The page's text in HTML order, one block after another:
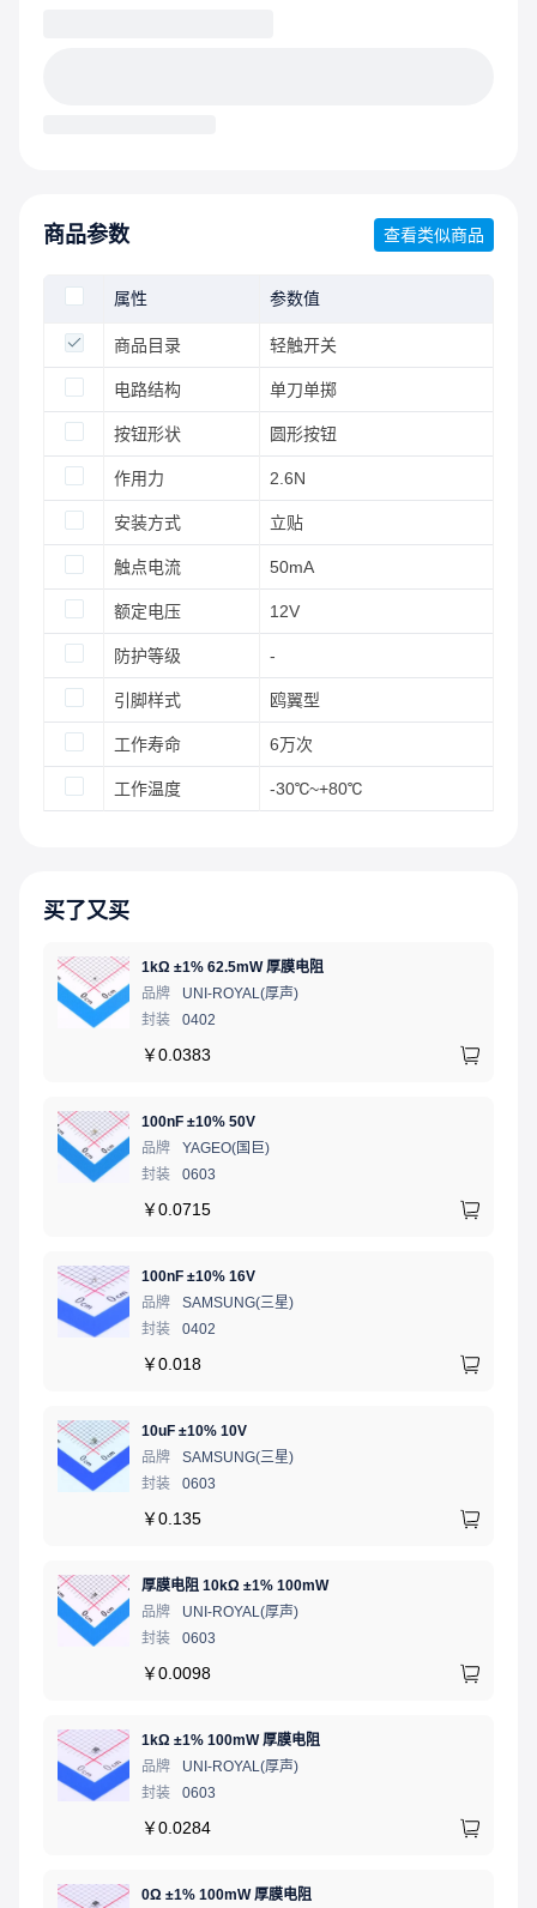
商品参数 查看类似商品
属性 参数值
商品目录 轻触开关
电路结构 单刀单掷
按钮形状 圆形按钮
作用力 2.6N
安装方式 立贴
触点电流 50mA
额定电压 12V
防护等级 -
引脚样式 鸥翼型
工作寿命 6万次
工作温度 -30℃~+80℃
买了又买
1kΩ ±1% 62.5mW 厚膜电阻
品牌
UNI-ROYAL(厚声)
封装
0402
￥0.0383
100nF ±10% 50V
品牌
YAGEO(国巨)
封装
0603
￥0.0715
100nF ±10% 16V
品牌
SAMSUNG(三星)
封装
0402
￥0.018
10uF ±10% 10V
品牌
SAMSUNG(三星)
封装
0603
￥0.135
厚膜电阻 10kΩ ±1% 100mW
品牌
UNI-ROYAL(厚声)
封装
0603
￥0.0098
1kΩ ±1% 100mW 厚膜电阻
品牌
UNI-ROYAL(厚声)
封装
0603
￥0.0284
0Ω ±1% 100mW 厚膜电阻